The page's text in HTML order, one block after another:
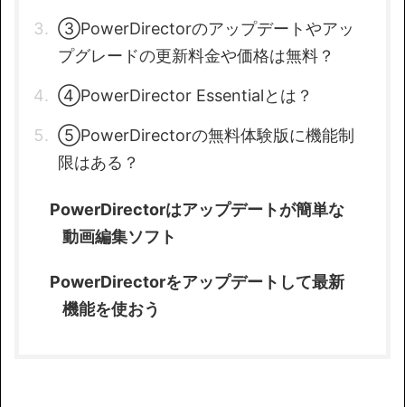
③PowerDirectorのアップデートやアッ
プグレードの更新料金や価格は無料？
④PowerDirector Essentialとは？
⑤PowerDirectorの無料体験版に機能制
限はある？
PowerDirectorはアップデートが簡単な
動画編集ソフト
PowerDirectorをアップデートして最新
機能を使おう